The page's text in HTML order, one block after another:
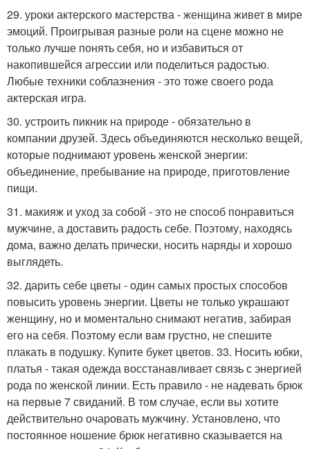
29. уроки актерского мастерства - женщина живет в мире
эмоций. Проигрывая разные роли на сцене можно не
только лучше понять себя, но и избавиться от
накопившейся агрессии или поделиться радостью.
Любые техники соблазнения - это тоже своего рода
актерская игра.
30. устроить пикник на природе - обязательно в
компании друзей. Здесь объединяются несколько вещей,
которые поднимают уровень женской энергии:
объединение, пребывание на природе, приготовление
пищи.
31. макияж и уход за собой - это не способ понравиться
мужчине, а доставить радость себе. Поэтому, находясь
дома, важно делать прически, носить наряды и хорошо
выглядеть.
32. дарить себе цветы - один самых простых способов
повысить уровень энергии. Цветы не только украшают
женщину, но и моментально снимают негатив, забирая
его на себя. Поэтому если вам грустно, не спешите
плакать в подушку. Купите букет цветов. 33. Носить юбки,
платья - такая одежда восстанавливает связь с энергией
рода по женской линии. Есть правило - не надевать брюк
на первые 7 свиданий. В том случае, если вы хотите
действительно очаровать мужчину. Установлено, что
постоянное ношение брюк негативно сказывается на